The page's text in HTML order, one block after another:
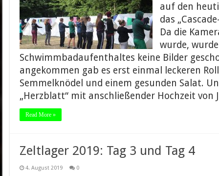
auf den
das
Da die
wurde,
Schwimmbadaufenthaltes keine Bilder
angekommen gab es erst einmal leckeren
Semmelknödel und einem gesunden Salat.
„Herzblatt“ mit anschließender Hochzeit von
Read More »
Zeltlager 2019: Tag 3 und Tag 4
4. August 2019 0